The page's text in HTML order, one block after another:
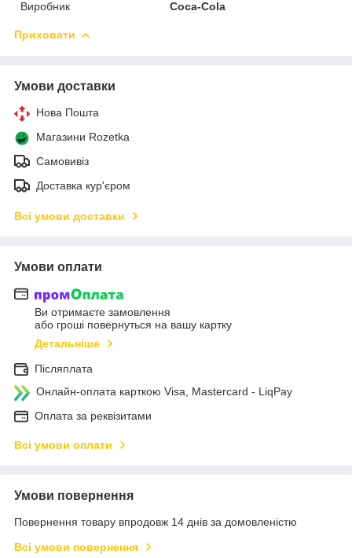
Виробник Coca-Cola
Приховати
Умови доставки
Нова Пошта
Магазини Rozetka
Самовивіз
Доставка кур'єром
Всі умови доставки
Умови оплати
Ви отримаєте замовлення
або гроші повернуться на вашу картку
Детальніше
Післяплата
Онлайн-оплата карткою Visa, Mastercard - LiqPay
Оплата за реквізитами
Всі умови оплати
Умови повернення
Повернення товару впродовж 14 днів за домовленістю
Всі умови повернення